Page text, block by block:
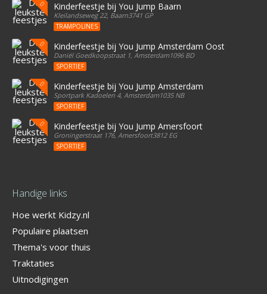
Kinderfeestje bij You Jump Baarn
Kleilandseweg 22, Baarn3741 GP
TRAMPOLINES
Kinderfeestje bij You Jump Amsterdam Oost
Daniël Goedkoopstraat 1, Amsterdam1096 BD
SPORTIEF
Kinderfeestje bij You Jump Amsterdam
Sportpark Kadoelen 4, Amsterdam1035 NB
SPORTIEF
Kinderfeestje bij You Jump Amersfoort
Groningerstraat 176, Amersfoort3812 EG
SPORTIEF
Handige links
Hoe werkt Kidzy.nl
Populaire plaatsen
Thema's voor thuis
Traktaties
Uitnodigingen